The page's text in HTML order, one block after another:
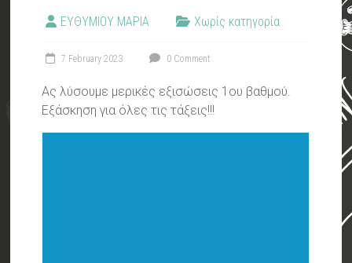
ΕΥΘΥΜΙΟΥ ΜΑΡΙΑ Χωρίς κατηγορία
7 February 2023 0 Comment
Ας λύσουμε μερικές εξισώσεις 1ου βαθμού.
Εξάσκηση για όλες τις τάξεις!!!